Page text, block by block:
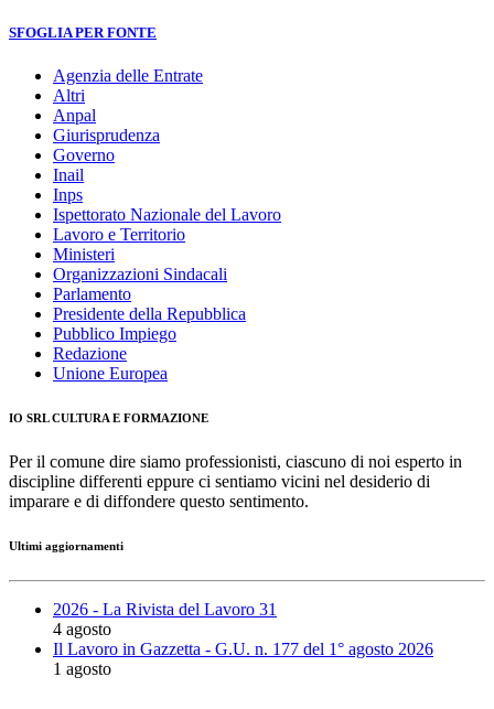
SFOGLIA PER FONTE
Agenzia delle Entrate
Altri
Anpal
Giurisprudenza
Governo
Inail
Inps
Ispettorato Nazionale del Lavoro
Lavoro e Territorio
Ministeri
Organizzazioni Sindacali
Parlamento
Presidente della Repubblica
Pubblico Impiego
Redazione
Unione Europea
IO SRL CULTURA E FORMAZIONE
Per il comune dire siamo professionisti, ciascuno di noi esperto in
discipline differenti eppure ci sentiamo vicini nel desiderio di
imparare e di diffondere questo sentimento.
Ultimi aggiornamenti
2026 - La Rivista del Lavoro 31
4 agosto
Il Lavoro in Gazzetta - G.U. n. 177 del 1° agosto 2026
1 agosto